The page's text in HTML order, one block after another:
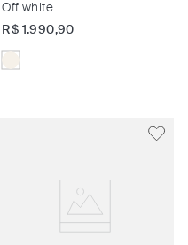
Off white
R$ 1.990,90